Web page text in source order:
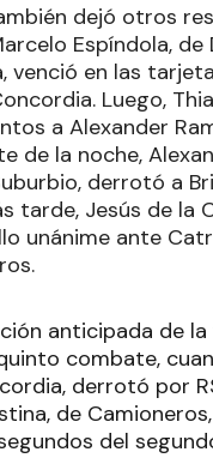
dejó otros
Espíndola, de
venció en las
Luego,
a Alexander
de la noche,
derrotó a
tarde, Jesús de la
unánime ante
anticipada de la
combate,
derrotó por
de
del